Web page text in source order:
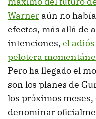
Warner aún no
efectos, más allá de
intenciones, el
pelotera
Pero ha llegado el
son los planes de
los próximos meses,
denominar